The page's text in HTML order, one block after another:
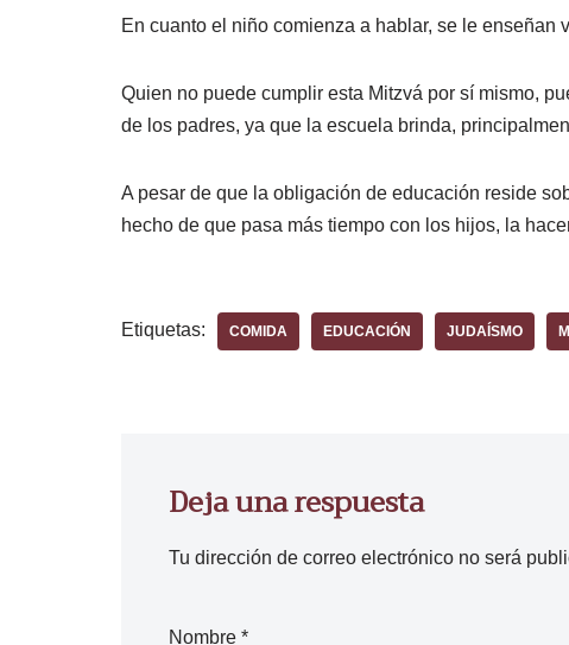
En cuanto el niño comienza a hablar, se le enseñan
Quien no puede cumplir esta Mitzvá por sí mismo,
de los padres, ya que la escuela brinda,
A pesar de que la obligación de educación reside
hecho de que pasa más tiempo con los hijos, la
Etiquetas: COMIDA EDUCACIÓN JUDAÍSMO
Deja una respuesta
Tu dirección de correo electrónico no será
Nombre *